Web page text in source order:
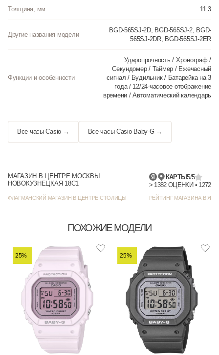
Толщина, мм 11.3
Другие названия модели
BGD-565SJ-2D, BGD-565SJ-2, BGD-
565SJ-2DR, BGD-565SJ-2ER
Функции и особенности
Ударопрочность / Хронограф /
Секундомер / Таймер / Ежечасный
сигнал / Будильник / Батарейка на 3
года / 12/24-часовое отображение
времени / Автоматический календарь
Все часы Casio → Все часы Casio Baby-G →
МАГАЗИН В ЦЕНТРЕ МОСКВЫ
НОВОКУЗНЕЦКАЯ 18С1
ФЛАГМАНСКИЙ МАГАЗИН В ЦЕНТРЕ СТОЛИЦЫ
КАРТЫ5/5
РЕЙТИНГ МАГАЗИНА В
ПОХОЖИЕ МОДЕЛИ
25% 25%